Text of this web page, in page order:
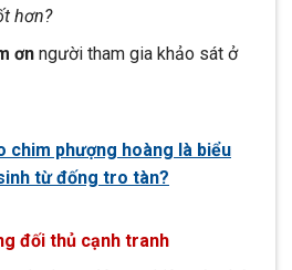
hơn?
ơnngười tham gia khảo sát ở
chim phượng hoàng là biểu
từ đống tro tàn?
đối thủ cạnh tranh